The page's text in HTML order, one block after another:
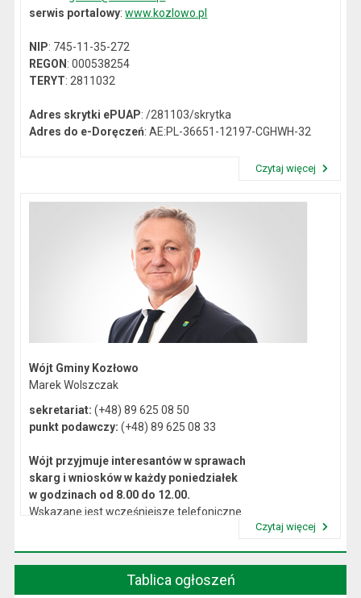
serwis portalowy:www.kozlowo.pl
NIP: 745-11-35-272
REGON: 000538254
TERYT: 2811032
Adres skrytki ePUAP: /281103/skrytka
Adres do e-Doręczeń: AE:PL-36651-12197-CGHWH-32
Czytaj więcej
Wójt Gminy Kozłowo
Marek Wolszczak
sekretariat: (+48) 89 625 08 50
punkt podawczy: (+48) 89 625 08 33
Wójt przyjmuje interesantów w sprawach
skarg i wniosków w każdy poniedziałek
w godzinach od 8.00 do 12.00.
Wskazane jest wcześniejsze telefoniczne
Czytaj więcej
Tablica ogłoszeń